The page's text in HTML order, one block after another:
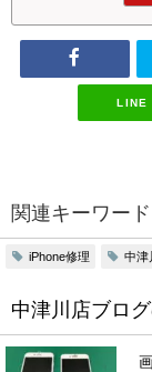
LINE
関連キーワード
iPhone修理 中津
中津川店ブログ